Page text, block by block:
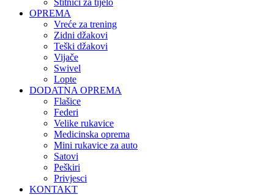
Štitnici za tijelo
OPREMA
Vreće za trening
Zidni džakovi
Teški džakovi
Vijače
Swivel
Lopte
DODATNA OPREMA
Flašice
Federi
Velike rukavice
Medicinska oprema
Mini rukavice za auto
Satovi
Peškiri
Privjesci
KONTAKT